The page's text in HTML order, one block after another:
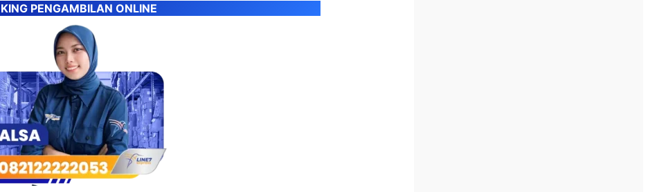
PENGAMBILAN ONLINE